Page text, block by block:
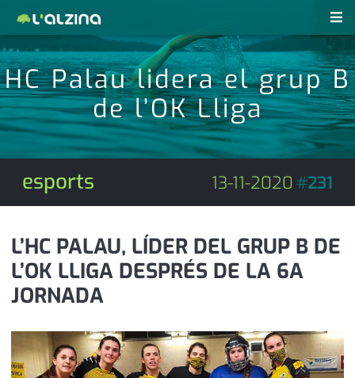
notícies
últimes notícies
activitats
agenda
economia
empresa
esports
medi ambient
revistes pdf
anunciants
contacte
telèfons
calendari
HC Palau lidera el grup B
de l’OK Lliga
esports 13-11-2020 #231
L’HC PALAU, LÍDER DEL GRUP B DE
L’OK LLIGA DESPRÉS DE LA 6A
JORNADA